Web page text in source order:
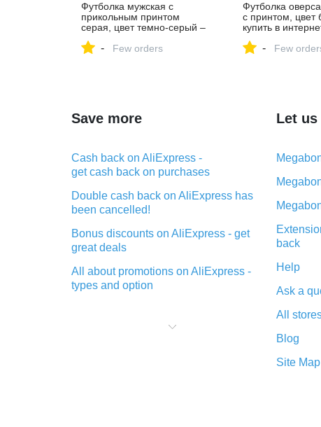
Футболка мужская с
прикольным принтом
серая, цвет темно-серый –
ТВОЕ на Яндекс Маркете,
- Few orders
Футболка
с принтом, цвет
купить в
5796348432
- Few
Save more
Cash back on AliExpress -
get cash back on purchases
Double cash back on AliExpress has
been cancelled!
Bonus discounts on AliExpress - get
great deals
All about promotions on AliExpress -
types and option
purchases on AliExpress - short and
Let us
back
Help
Ask a
All
Blog
Site Map